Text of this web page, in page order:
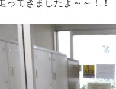
ってきましたよ～～！！